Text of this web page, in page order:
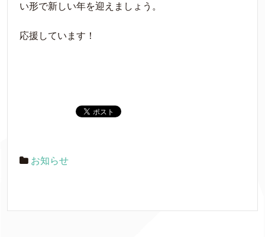
い形で新しい年を迎えましょう。
応援しています！
お知らせ